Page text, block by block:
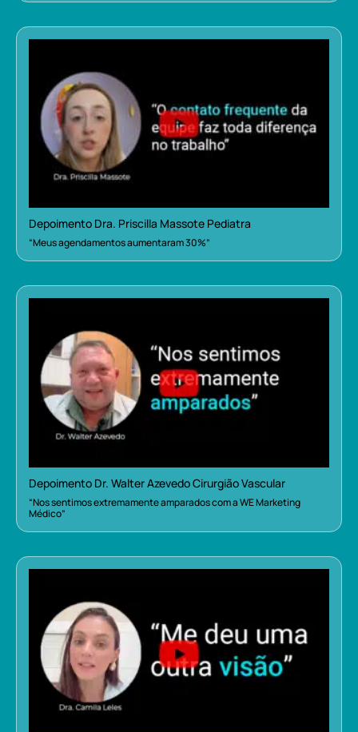
Depoimento Dra. Priscilla Massote Pediatra
“Meus agendamentos aumentaram 30%”
Depoimento Dr. Walter Azevedo Cirurgião Vascular
“Nos sentimos extremamente amparados com a WE Marketing
Médico”